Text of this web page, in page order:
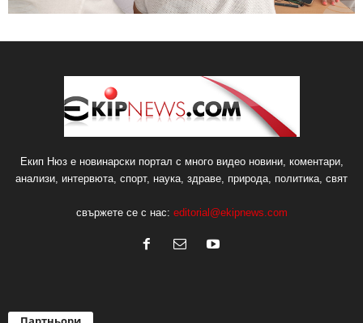
Екип Нюз е новинарски портал с много видео новини, коментари,
анализи, интервюта, спорт, наука, здраве, природа, политика, свят
свържете се с нас: editorial@ekipnews.com